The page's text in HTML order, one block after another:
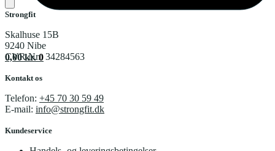
0,00kr. 0
Strongfit
Skalhuse 15B
9240 Nibe
CVR Nr.: 34284563
Kontakt os
Telefon: +45 70 30 59 49
E-mail: info@strongfit.dk
Kundeservice